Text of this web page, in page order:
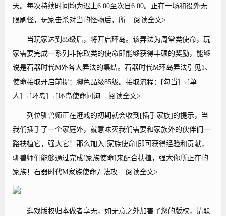
天。每次持续时间均为迟上6:00至次日6:00。正在一场和役外无
限刷怪，玩家击杀对当的怪物后，所 ...阅读全文>
当玩家达到85级后，将开启环岛。该弄法为周常类使命，玩
家需要完成一系列非掠取类的使命即能够获得丰硕的奖励，能够
说是石器时代M外各大弄法的集结。石器时代M环岛弄法引见1、
使命接取开启前提：脚色品级85级。接取流程：[勾当]→[单
人]→[环岛]→[环岛使命问询 ...阅读全文>
列位驯兽师正在逛戏的初期就会收到[插手家族]的提示，当
我们插手了一个家庭外，就意味灭我们需要和家族外的伙伴们一
路扶植它，强大它！那么加入[家族使命]即可获得经验和贡献，
驯兽师们能够通过完成[家族使命]来配合扶植，强大你所正在的
家族！石器时代M家族使命弄法攻 ...阅读全文>
逛戏版权归本做者享无，如无意之外加害了您的版权，请联